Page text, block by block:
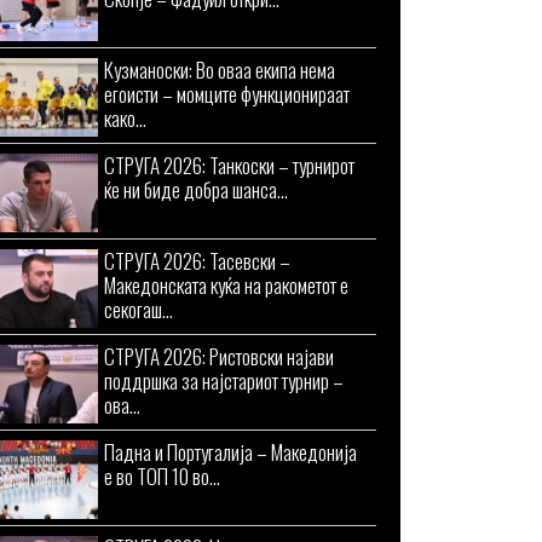
Кузманоски: Во оваа екипа нема
егоисти – момците функционираат
како...
СТРУГА 2026: Танкоски – турнирот
ќе ни биде добра шанса...
СТРУГА 2026: Тасевски –
Македонската куќа на ракометот е
секогаш...
СТРУГА 2026: Ристовски најави
поддршка за најстариот турнир –
ова...
Падна и Португалија – Македонија
е во ТОП 10 во...